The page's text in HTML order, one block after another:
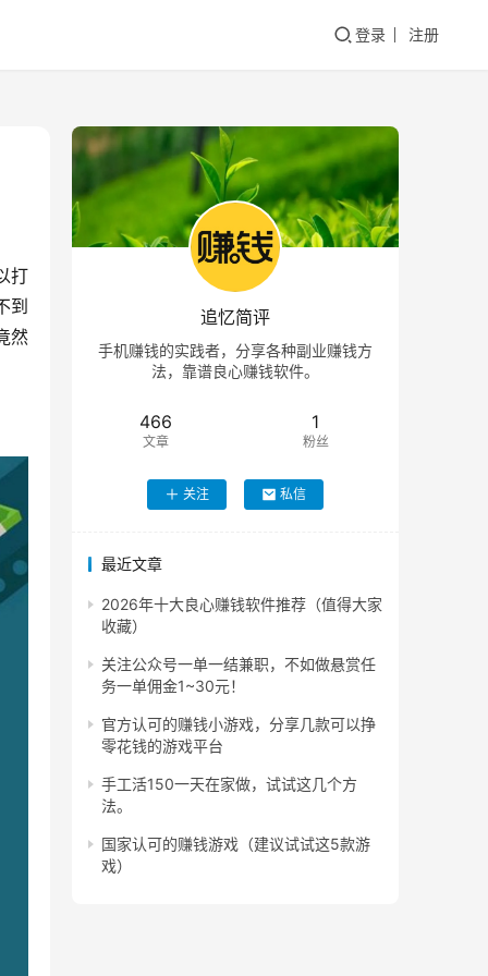
登录 注册
打
到
然
追忆简评
手机赚钱的实践者，分享各种副业赚钱方
法，靠谱良心赚钱软件。
466
文章
1
粉丝
关注 私信
最近文章
2026年十大良心赚钱软件推荐（值得大家
收藏）
关注公众号一单一结兼职，不如做悬赏任
务一单佣金1~30元！
官方认可的赚钱小游戏，分享几款可以挣
零花钱的游戏平台
手工活150一天在家做，试试这几个方
法。
国家认可的赚钱游戏（建议试试这5款游
戏）